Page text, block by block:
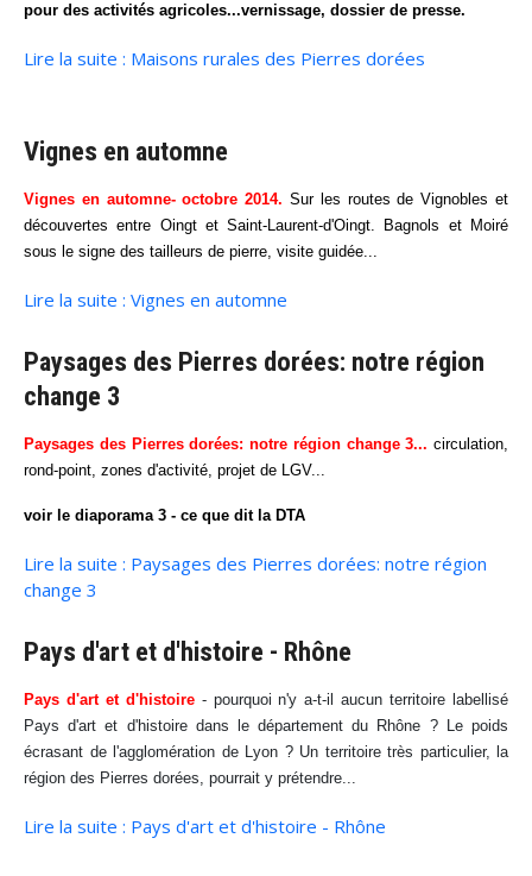
pour des activités agricoles...vernissage, dossier de presse.
Lire la suite : Maisons rurales des Pierres dorées
Vignes en automne
Vignes en automne- octobre 2014. Sur les routes de Vignobles et
découvertes entre Oingt et Saint-Laurent-d'Oingt. Bagnols et Moiré
sous le signe des tailleurs de pierre, visite guidée...
Lire la suite : Vignes en automne
Paysages des Pierres dorées: notre région
change 3
Paysages des Pierres dorées: notre région change3... circulation,
rond-point, zones d'activité, projet de LGV...
voir le diaporama 3 - ce que dit la DTA
Lire la suite : Paysages des Pierres dorées: notre région
change 3
Pays d'art et d'histoire - Rhône
Pays d'art et d'histoire - pourquoi n'y a-t-il aucun territoire labellisé
Pays d'art et d'histoire dans le département du Rhône ? Le poids
écrasant de l'agglomération de Lyon ? Un territoire très particulier, la
région des Pierres dorées, pourrait y prétendre...
Lire la suite : Pays d'art et d'histoire - Rhône